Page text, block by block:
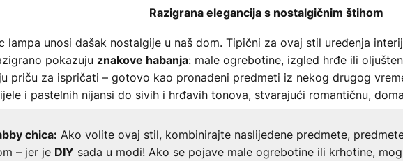
Razigrana elegancija s nostalgičnim štihom
lampa unosi dašak nostalgije u naš dom. Tipični za ovaj stil uređenja
pokazuju znakove habanja: male ogrebotine, izgled hrđe ili
priču za ispričati – gotovo kao pronađeni predmeti iz nekog drugog
i pastelnih nijansi do sivih i hrđavih tonova, stvarajući romantičnu,
chica: Ako volite ovaj stil, kombinirajte naslijeđene predmete,
– jer je DIY sada u modi! Ako se pojave male ogrebotine ili krhotine,